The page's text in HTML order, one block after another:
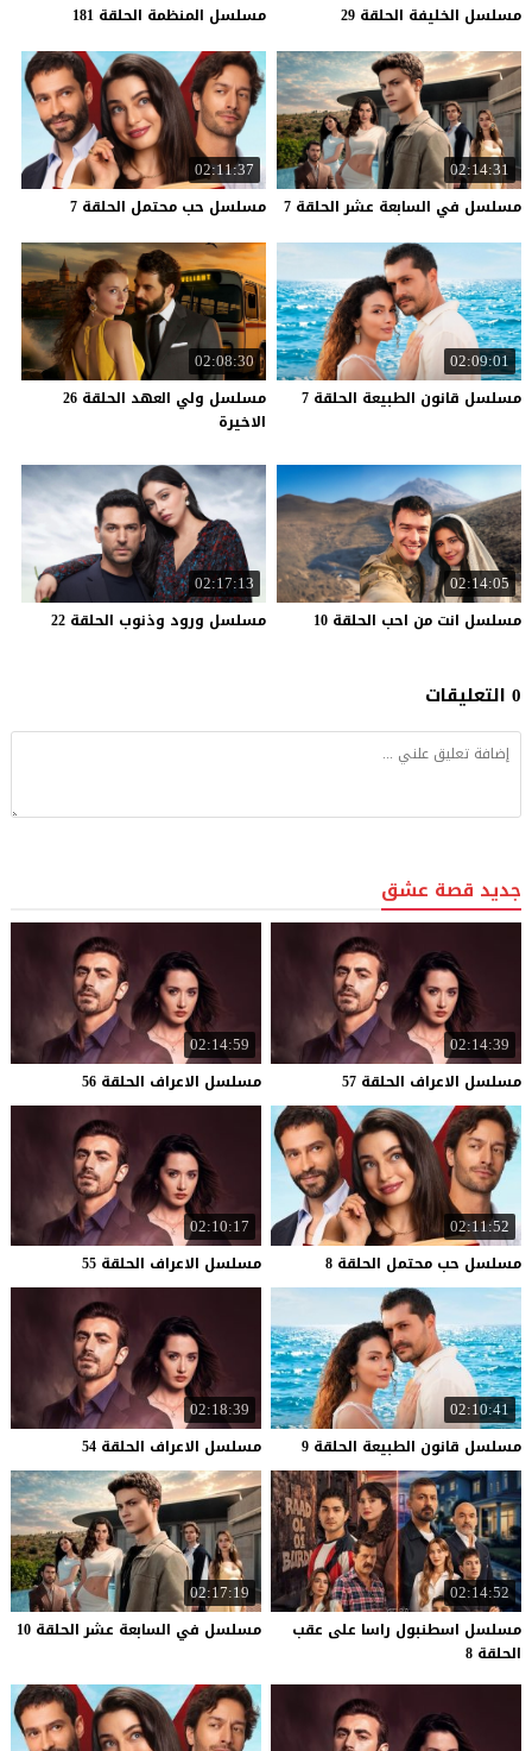
مسلسل الخليفة الحلقة 29 مسلسل المنظمة الحلقة 181
02:14:31
مسلسل في السابعة عشر الحلقة 7
02:11:37
مسلسل حب محتمل الحلقة 7
02:09:01
مسلسل قانون الطبيعة الحلقة 7
02:08:30
مسلسل ولي العهد الحلقة 26
الاخيرة
02:14:05
مسلسل انت من احب الحلقة 10
02:17:13
مسلسل ورود وذنوب الحلقة 22
0 التعليقات
جديد قصة عشق
02:14:39
مسلسل الاعراف الحلقة 57
02:14:59
مسلسل الاعراف الحلقة 56
02:11:52
مسلسل حب محتمل الحلقة 8
02:10:17
مسلسل الاعراف الحلقة 55
02:10:41
مسلسل قانون الطبيعة الحلقة 9
02:18:39
مسلسل الاعراف الحلقة 54
02:14:52
مسلسل اسطنبول راسا على عقب
الحلقة 8
02:17:19
مسلسل في السابعة عشر الحلقة 10